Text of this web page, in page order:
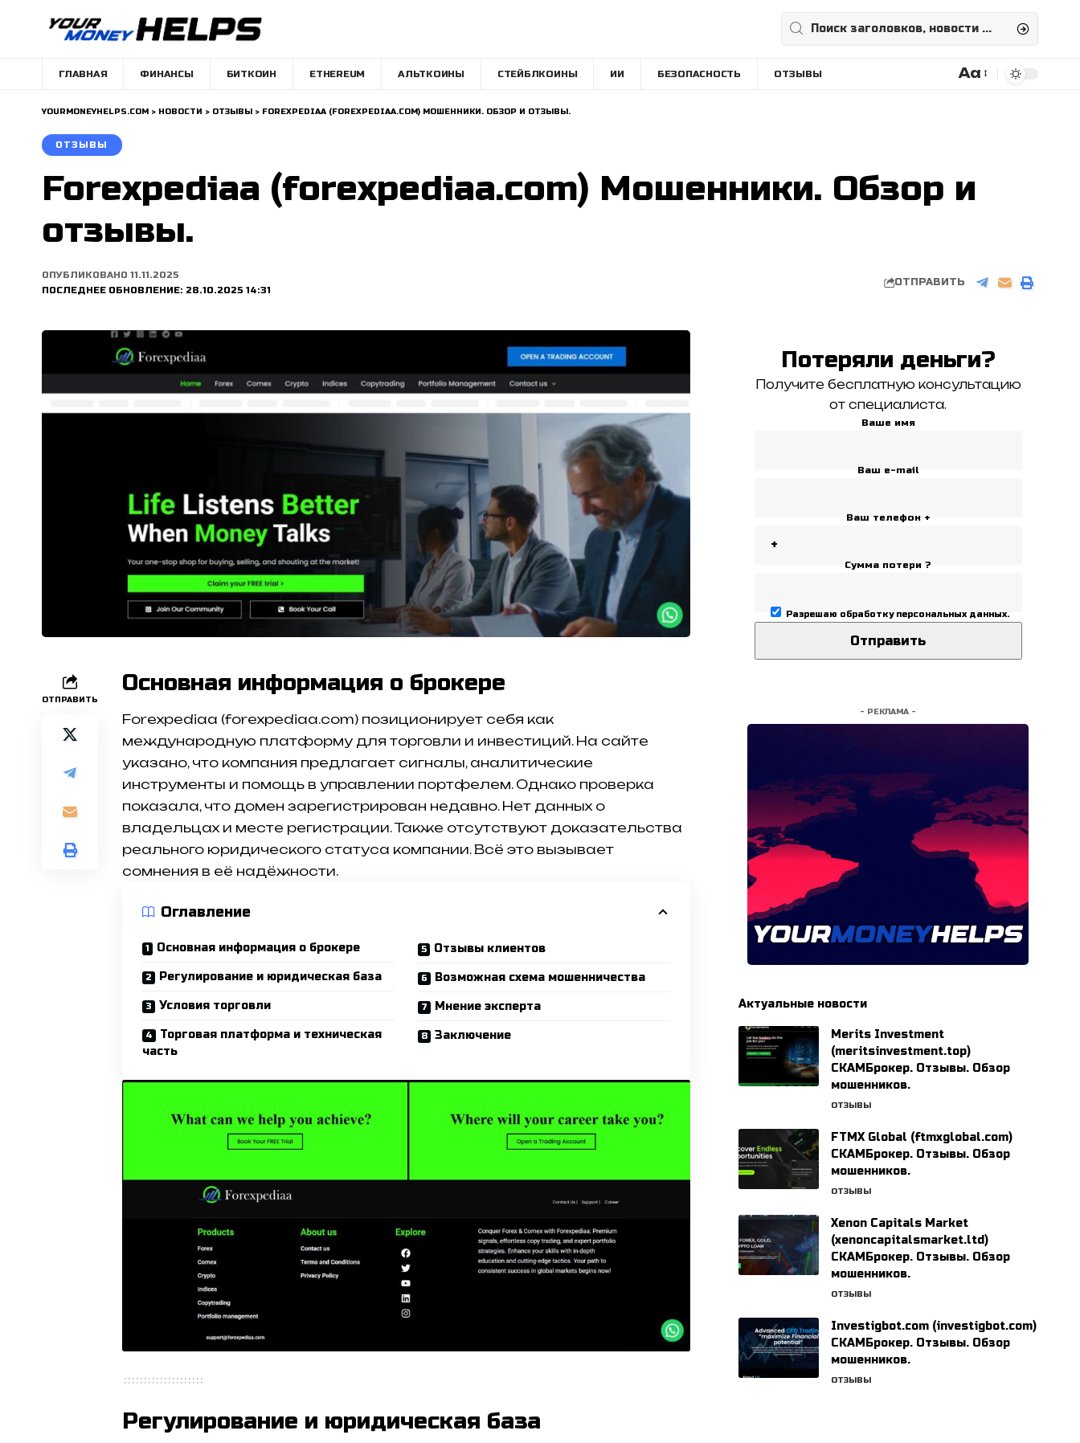
ГЛАВНАЯ ФИНАНСЫ БИТКОИН ETHEREUM АЛЬТКОИНЫ СТЕЙБЛКОИНЫ ИИ БЕЗОПАСНОСТЬ ОТЗЫВЫ
Размера
Aa
YOURMONEYHELPS.COM > НОВОСТИ > ОТЗЫВЫ > FOREXPEDIAA (FOREXPEDIAA.COM) МОШЕННИКИ. ОБЗОР И ОТЗЫВЫ.
ОТЗЫВЫ
Forexpediaa (forexpediaa.com) Мошенники. Обзор и
отзывы.
ПОСЛЕДНЕЕ ОБНОВЛЕНИЕ: 28.10.2025 14:31
ОПУБЛИКОВАНО 11.11.2025
ОТПРАВИТЬ
ОТПРАВИТЬ
Основная информация о брокере
Forexpediaa (forexpediaa.com) позиционирует себя как
международную платформу для торговли и инвестиций. На сайте
указано, что компания предлагает сигналы, аналитические
инструменты и помощь в управлении портфелем. Однако проверка
показала, что домен зарегистрирован недавно. Нет данных о
владельцах и месте регистрации. Также отсутствуют доказательства
реального юридического статуса компании. Всё это вызывает
сомнения в её надёжности.
Оглавление
Основная информация о брокере
Регулирование и юридическая база
Условия торговли
Торговая платформа и техническая
часть
Отзывы клиентов
Возможная схема мошенничества
Мнение эксперта
Заключение
Регулирование и юридическая база
Потеряли деньги?
Получите бесплатную консультацию
от специалиста.
Ваше имя
Ваш e-mail
Ваш телефон +
Сумма потери ?
Разрешаю обработку персональных данных.
- РЕКЛАМА -
Актуальные новости
Merits Investment
(meritsinvestment.top)
СКАМБрокер. Отзывы. Обзор
мошенников.
ОТЗЫВЫ
FTMX Global (ftmxglobal.com)
СКАМБрокер. Отзывы. Обзор
мошенников.
ОТЗЫВЫ
Xenon Capitals Market
(xenoncapitalsmarket.ltd)
СКАМБрокер. Отзывы. Обзор
мошенников.
ОТЗЫВЫ
Investigbot.com (investigbot.com)
СКАМБрокер. Отзывы. Обзор
мошенников.
ОТЗЫВЫ